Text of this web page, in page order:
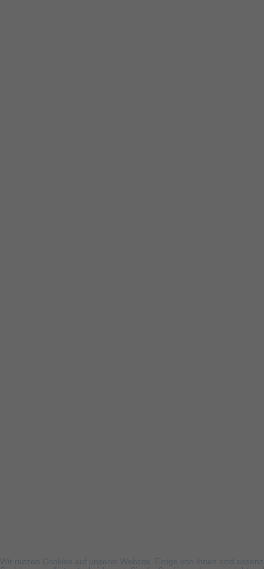
Wir nutzen Cookies auf unserer Website. Einige von ihnen sind